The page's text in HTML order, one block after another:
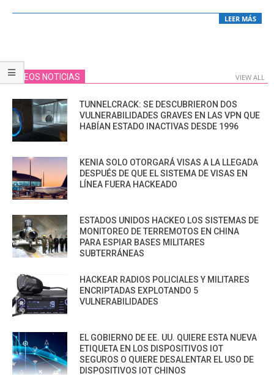
LEER MÁS
VIDEOS NOTICIAS VIEW ALL
TUNNELCRACK: SE DESCUBRIERON DOS
VULNERABILIDADES GRAVES EN LAS VPN QUE
HABÍAN ESTADO INACTIVAS DESDE 1996
KENIA SOLO OTORGARÁ VISAS A LA LLEGADA
DESPUÉS DE QUE EL SISTEMA DE VISAS EN
LÍNEA FUERA HACKEADO
ESTADOS UNIDOS HACKEO LOS SISTEMAS DE
MONITOREO DE TERREMOTOS EN CHINA
PARA ESPIAR BASES MILITARES
SUBTERRÁNEAS
HACKEAR RADIOS POLICIALES Y MILITARES
ENCRIPTADAS EXPLOTANDO 5
VULNERABILIDADES
EL GOBIERNO DE EE. UU. QUIERE ESTA NUEVA
ETIQUETA EN LOS DISPOSITIVOS IOT
SEGUROS O QUIERE DESALENTAR EL USO DE
DISPOSITIVOS IOT CHINOS